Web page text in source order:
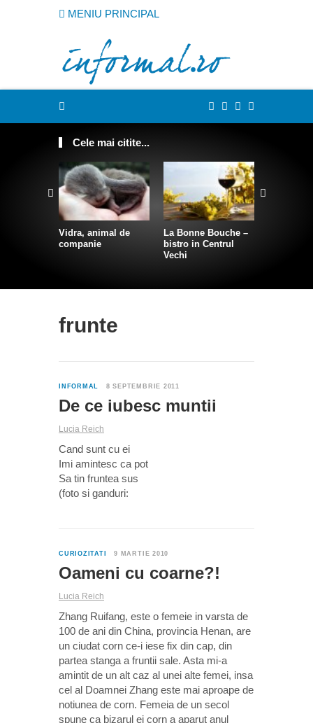
MENIU PRINCIPAL
Cele mai citite...
Vidra, animal de
companie
La Bonne Bouche –
bistro in Centrul
Vechi
frunte
INFORMAL 8 SEPTEMBRIE 2011
De ce iubesc muntii
Lucia Reich
Cand sunt cu ei
Imi amintesc ca pot
Sa tin fruntea sus
(foto si ganduri:
CURIOZITATI 9 MARTIE 2010
Oameni cu coarne?!
Lucia Reich
Zhang Ruifang, este o femeie in varsta de
100 de ani din China, provincia Henan, are
un ciudat corn ce-i iese fix din cap, din
partea stanga a fruntii sale. Asta mi-a
amintit de un alt caz al unei alte femei, insa
cel al Doamnei Zhang este mai aproape de
notiunea de corn. Femeia de un secol
spune ca bizarul ei corn a aparut anul